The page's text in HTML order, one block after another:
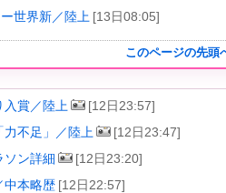
世界新／陸上 [13日08:05]
このページの先頭
入賞／陸上 [12日23:57]
不足」／陸上 [12日23:47]
ソン詳細 [12日23:20]
中本略歴 [12日22:57]